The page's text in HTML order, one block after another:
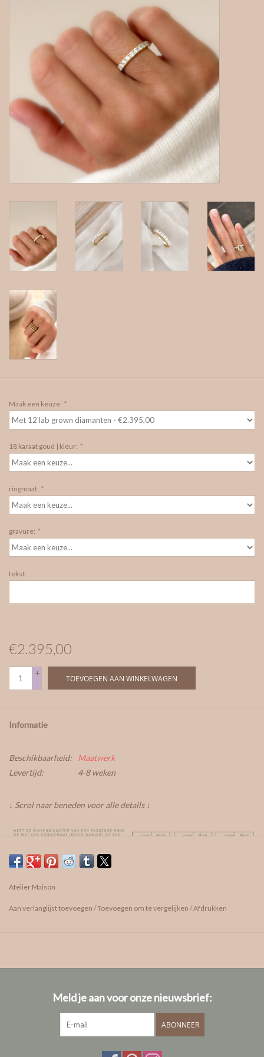
gepersonaliseerde juwelen
Nose & Paw collectie
Oorbellen
MAAK EEN AFSPRAAK
Maak een keuze: *
18 karaat goud | kleur: *
ringmaat: *
gravure: *
tekst:
€2.395,00
+
-
TOEVOEGEN AAN WINKELWAGEN
Informatie
Beschikbaarheid:
Maatwerk
Levertijd:
4-8 weken
↓ Scrol naar beneden voor alle details ↓
karaatgewicht: tot.0,60ct
Info ivm onze diamanten
Atelier Maison
Aan verlanglijst toevoegen /Toevoegen om te vergelijken /Afdrukken
Meld je aan voor onze nieuwsbrief:
ABONNEER